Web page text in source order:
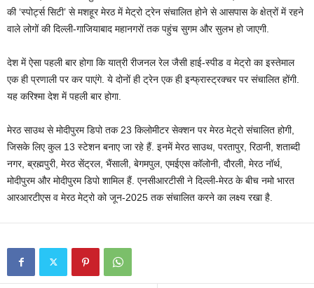
की ‘स्पोर्ट्स सिटी’ से मशहूर मेरठ में मेट्रो ट्रेन संचालित होने से आसपास के क्षेत्रों में रहने
वाले लोगों की दिल्ली-गाजियाबाद महानगरों तक पहुंच सुगम और सुलभ हो जाएगी.
देश में ऐसा पहली बार होगा कि यात्री रीजनल रेल जैसी हाई-स्पीड व मेट्रो का इस्तेमाल
एक ही प्रणाली पर कर पाएंगे. ये दोनों ही ट्रेन एक ही इन्फ्रास्ट्रक्चर पर संचालित होंगी.
यह करिश्‍मा देश में पहली बार होगा.
मेरठ साउथ से मोदीपुरम डिपो तक 23 किलोमीटर सेक्शन पर मेरठ मेट्रो संचालित होगी,
जिसके लिए कुल 13 स्टेशन बनाए जा रहे हैं. इनमें मेरठ साउथ, परतापुर, रिठानी, शताब्दी
नगर, ब्रह्मपुरी, मेरठ सेंट्रल, भैंसाली, बेगमपुल, एमईएस कॉलोनी, दौरली, मेरठ नॉर्थ,
मोदीपुरम और मोदीपुरम डिपो शामिल हैं. एनसीआरटीसी ने दिल्ली-मेरठ के बीच नमो भारत
आरआरटीएस व मेरठ मेट्रो को जून-2025 तक संचालित करने का लक्ष्य रखा है.